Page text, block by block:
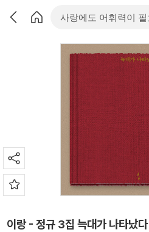
이랑 - 정규 3집 늑대가 나타났다